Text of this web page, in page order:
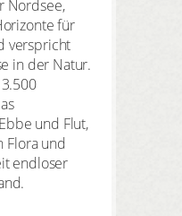
Nordsee,
für
verspricht
in der Natur.
und Flut,
Flora und
endloser